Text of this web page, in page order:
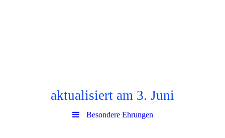
aktualisiert am 3. Juni
Besondere Ehrungen